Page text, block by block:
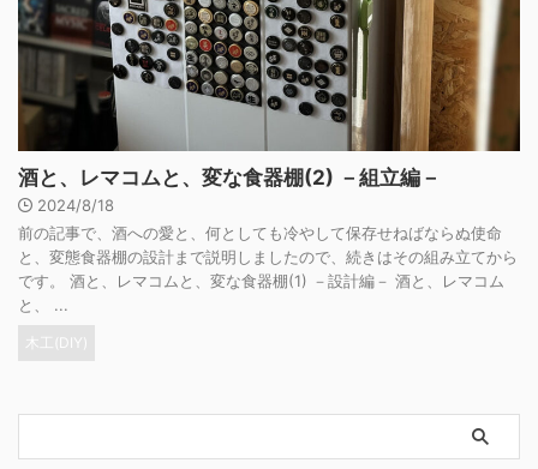
酒と、レマコムと、変な食器棚(2) －組立編－
2024/8/18
前の記事で、酒への愛と、何としても冷やして保存せねばならぬ使命
と、変態食器棚の設計まで説明しましたので、続きはその組み立てから
です。 酒と、レマコムと、変な食器棚(1) －設計編－ 酒と、レマコム
と、 ...
木工(DIY)